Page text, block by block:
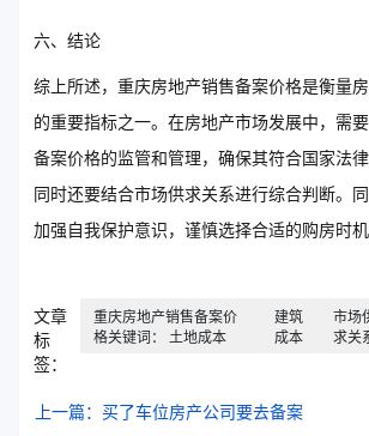
六、结论
综上所述，重庆房地产销售备案价格是衡量
的重要指标之一。在房地产市场发展中，需
备案价格的监管和管理，确保其符合国家法律
同时还要结合市场供求关系进行综合判断。
加强自我保护意识，谨慎选择合适的购房时机
文章
标
签：
重庆房地产销售备案价
格关键词： 土地成本
建筑
成本
市场
求关
上一篇：买了车位房产公司要去备案